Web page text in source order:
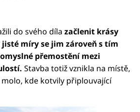
do svého díla začlenit krásy
míry se jim zároveň s tím
přemostění mezi
Stavba totiž vznikla na místě,
kde kotvily připlouvající